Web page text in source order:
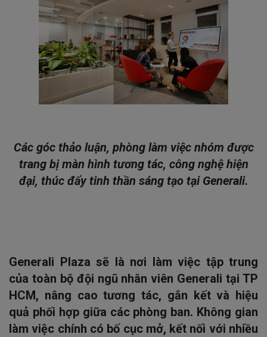
Các góc thảo luận, phòng làm việc nhóm được
trang bị màn hình tương tác, công nghệ hiện
đại, thúc đẩy tinh thần sáng tạo tại Generali.
Generali Plaza sẽ là nơi làm việc tập trung
của toàn bộ đội ngũ nhân viên Generali tại TP
HCM, nâng cao tương tác, gắn kết và hiệu
quả phối hợp giữa các phòng ban. Không gian
làm việc chính có bố cục mở, kết nối với nhiều